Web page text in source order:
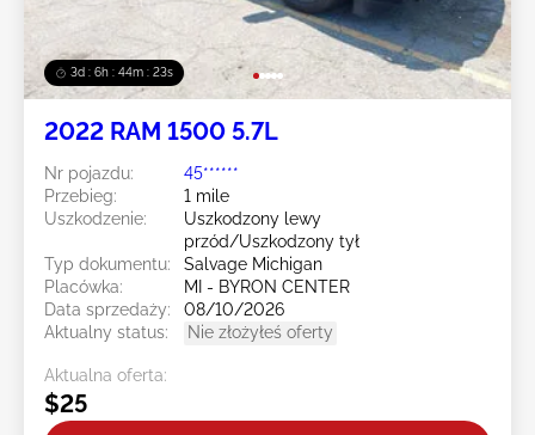
3d : 6h : 44m : 20s
2022 RAM 1500 5.7L
Nr pojazdu:
45******
Przebieg:
1 mile
Uszkodzenie:
Uszkodzony lewy
przód/Uszkodzony tył
Typ dokumentu:
Salvage Michigan
Placówka:
MI - BYRON CENTER
Data sprzedaży:
08/10/2026
Aktualny status:
Nie złożyłeś oferty
Aktualna oferta:
$25